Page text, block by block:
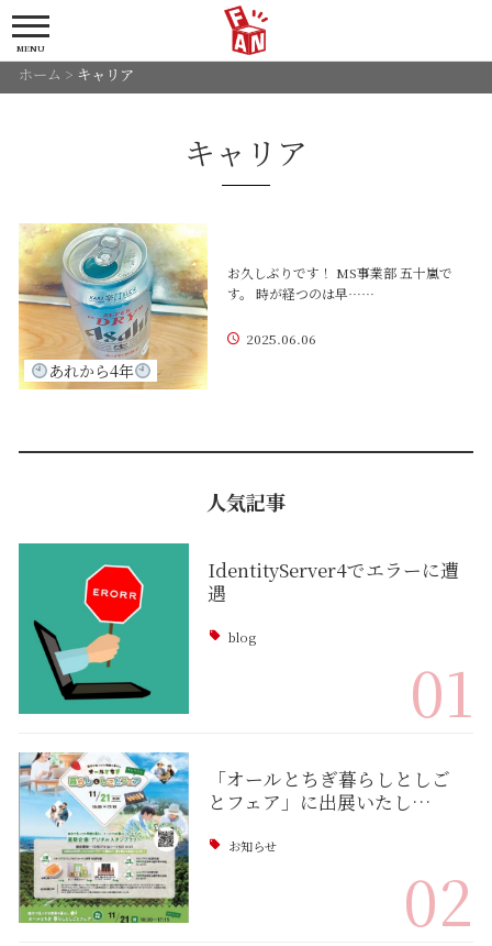
MENU
ホーム > キャリア
キャリア
あれから4年
お久しぶりです！ MS事業部 五十嵐で
す。 時が経つのは早……
2025.06.06
人気記事
IdentityServer4でエラーに遭
遇
blog
01
「オールとちぎ暮らしとしご
とフェア」に出展いたし…
お知らせ
02